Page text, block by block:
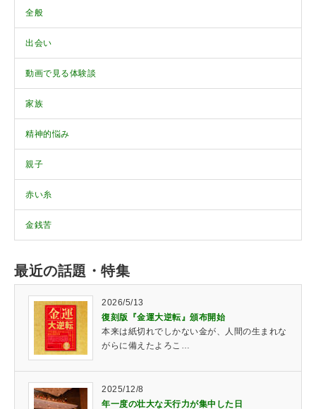
全般
出会い
動画で見る体験談
家族
精神的悩み
親子
赤い糸
金銭苦
最近の話題・特集
2026/5/13
復刻版『金運大逆転』頒布開始
本来は紙切れでしかない金が、人間の生まれな
がらに備えたよろこ…
2025/12/8
年一度の壮大な天行力が集中した日